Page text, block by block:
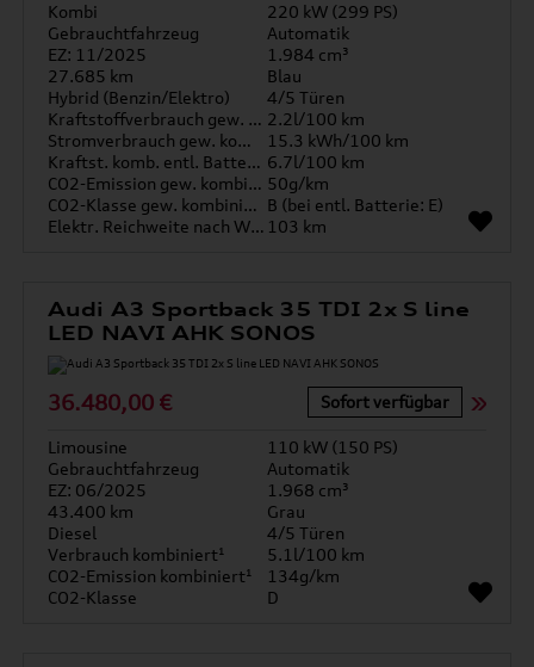
Kombi
220 kW (299 PS)
Gebrauchtfahrzeug
Automatik
EZ: 11/2025
1.984 cm³
27.685 km
Blau
Hybrid (Benzin/Elektro)
4/5 Türen
Kraftstoffverbrauch gew. kombiniert 2.2l/100 km
Stromverbrauch gew. kombiniert
15.3 kWh/100 km
Kraftst. komb. entl. Batterie 6.7l/100 km
CO2-Emission gew. kombiniert 50g/km
CO2-Klasse gew. kombiniert B (bei entl. Batterie: E)
Elektr. Reichweite nach WLTP* 103 km
Audi A3 Sportback 35 TDI 2x S line
LED NAVI AHK SONOS
36.480,00 € Sofort verfügbar
Limousine
110 kW (150 PS)
Gebrauchtfahrzeug
Automatik
EZ: 06/2025
1.968 cm³
43.400 km
Grau
Diesel
4/5 Türen
Verbrauch kombiniert¹
5.1l/100 km
CO2-Emission kombiniert¹
134g/km
CO2-Klasse
D